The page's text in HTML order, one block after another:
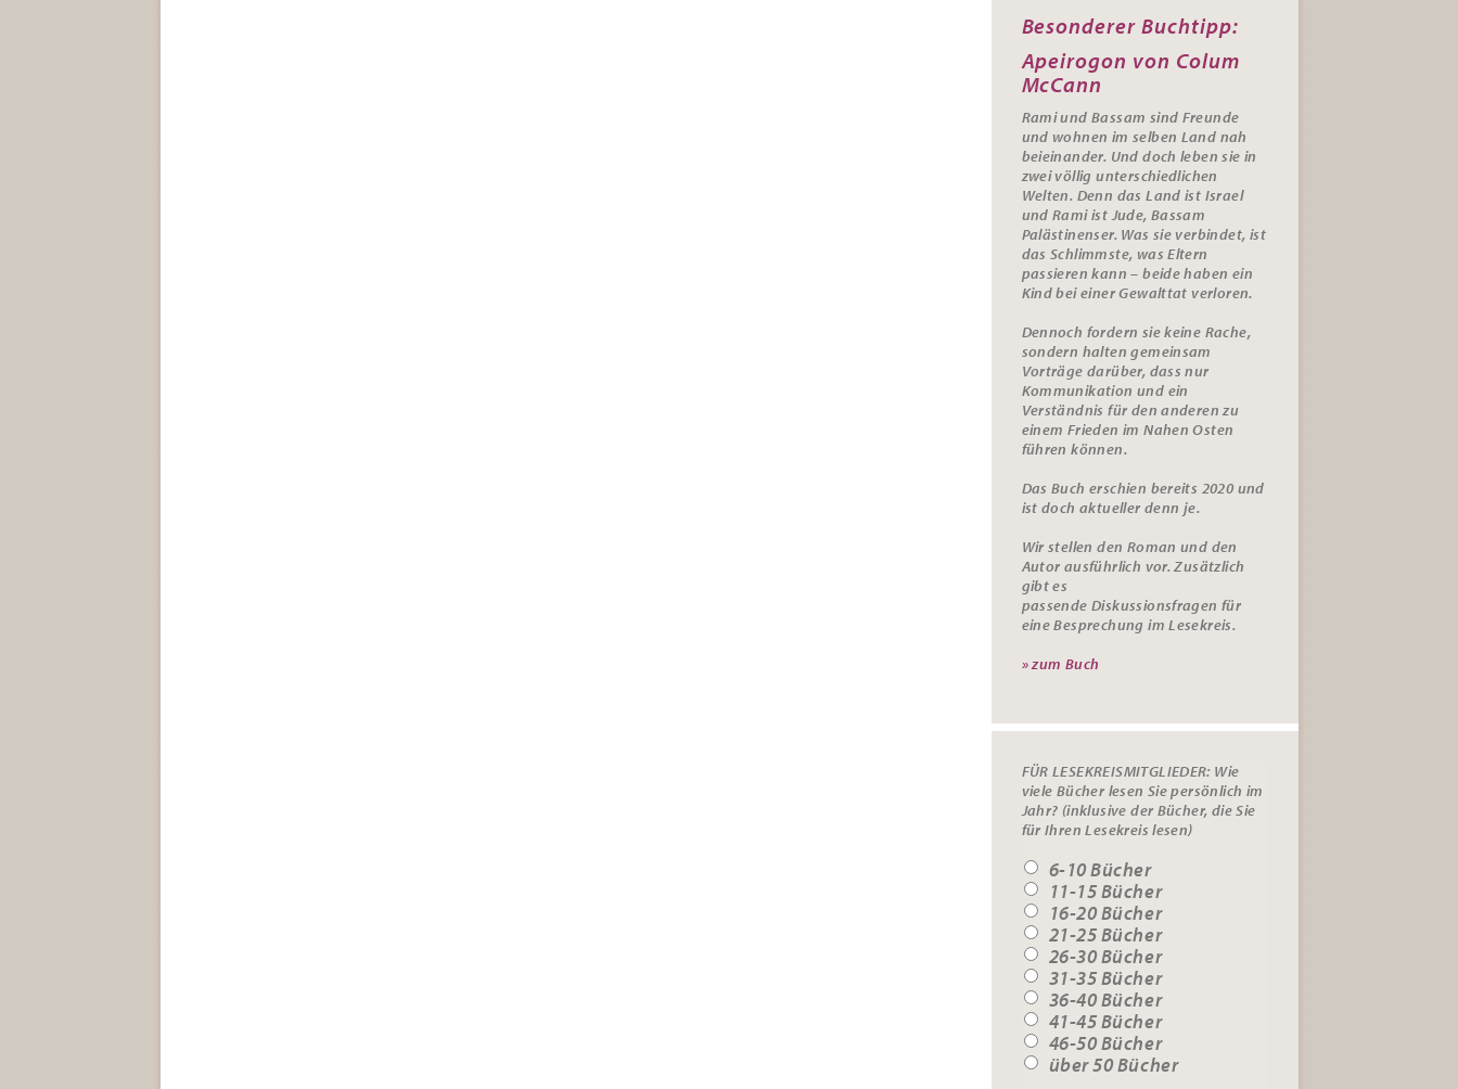
Besonderer Buchtipp:
Apeirogon von Colum
McCann
Rami und Bassam sind Freunde
und wohnen im selben Land nah
beieinander. Und doch leben sie in
zwei völlig unterschiedlichen
Welten. Denn das Land ist Israel
und Rami ist Jude, Bassam
Palästinenser. Was sie verbindet, ist
das Schlimmste, was Eltern
passieren kann – beide haben ein
Kind bei einer Gewalttat verloren.
Dennoch fordern sie keine Rache,
sondern halten gemeinsam
Vorträge darüber, dass nur
Kommunikation und ein
Verständnis für den anderen zu
einem Frieden im Nahen Osten
führen können.
Das Buch erschien bereits 2020 und
ist doch aktueller denn je.
Wir stellen den Roman und den
Autor ausführlich vor. Zusätzlich
gibt es
passendeDiskussionsfragenfür
eine Besprechung im Lesekreis.
» zum Buch
FÜR LESEKREISMITGLIEDER: Wie
viele Bücher lesen Sie persönlich im
Jahr? (inklusive der Bücher, die Sie
für Ihren Lesekreis lesen)
6-10 Bücher
11-15 Bücher
16-20 Bücher
21-25 Bücher
26-30 Bücher
31-35 Bücher
36-40 Bücher
41-45 Bücher
46-50 Bücher
über 50 Bücher